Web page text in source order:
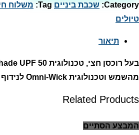
Category: שכבת ביניים Tag:
טיולים
תיאור
מהשמש וטכנולוגית Omni-Wick לנידוף מהיר ויעיל!
Related Products
המבצע הסתיים